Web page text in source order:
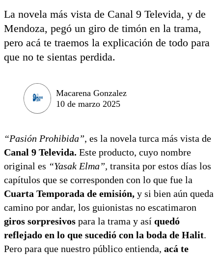
La novela más vista de Canal 9 Televida, y de
Mendoza, pegó un giro de timón en la trama,
pero acá te traemos la explicación de todo para
que no te sientas perdida.
Macarena Gonzalez
10 de marzo 2025
“Pasión Prohibida”, es la novela turca más vista de
Canal 9 Televida. Este producto, cuyo nombre
original es “Yasak Elma”, transita por estos días los
capítulos que se corresponden con lo que fue la
Cuarta Temporada de emisión, y si bien aún queda
camino por andar, los guionistas no escatimaron
giros sorpresivos para la trama y así quedó
reflejado en lo que sucedió con la boda de Halit.
Pero para que nuestro público entienda, acá te